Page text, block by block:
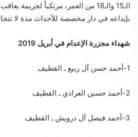
الـ15 والـ18 من العمر، مرتكباً لجريمة
بإيداعه في دار مخصصة للأحداث مدة لا
شهداء مجزرة الإعدام في أبريل 2019
1-أحمد حسن آل ربيع ـ القطيف
2-أحمد حسين العرادي ـ القطيف
3-أحمد فيصل آل درويش ـ القطيف